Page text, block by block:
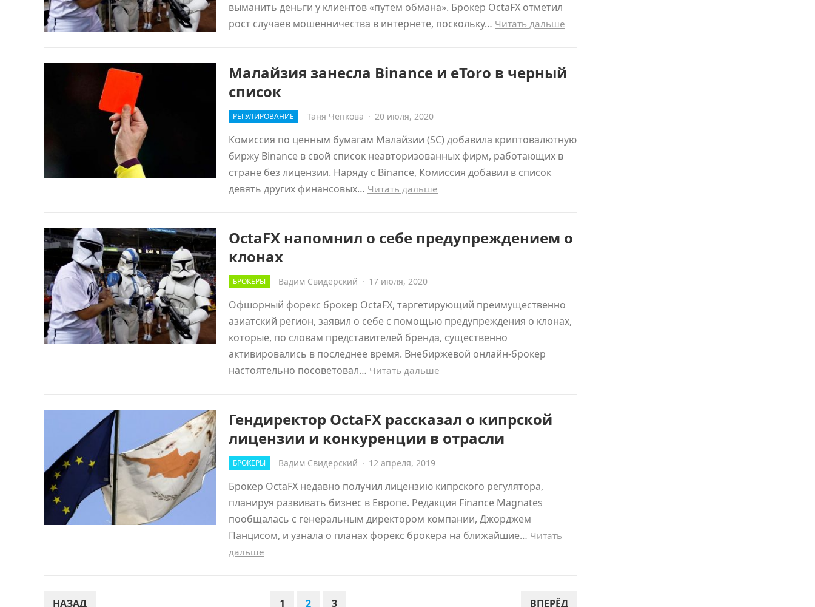
выманить деньги у клиентов «путем обмана». Брокер OctaFX отметил
рост случаев мошенничества в интернете, поскольку… Читать дальше
Малайзия занесла Binance и eToro в черный
список
РЕГУЛИРОВАНИЕ Таня Чепкова · 20 июля, 2020
Комиссия по ценным бумагам Малайзии (SC) добавила криптовалютную
биржу Binance в свой список неавторизованных фирм, работающих в
стране без лицензии. Наряду с Binance, Комиссия добавил в список
девять других финансовых… Читать дальше
OctaFX напомнил о себе предупреждением о
клонах
БРОКЕРЫ Вадим Свидерский · 17 июля, 2020
Офшорный форекс брокер OctaFX, таргетирующий преимущественно
азиатский регион, заявил о себе с помощью предупреждения о клонах,
которые, по словам представителей бренда, существенно
активировались в последнее время. Внебиржевой онлайн-брокер
настоятельно посоветовал… Читать дальше
Гендиректор OctaFX рассказал о кипрской
лицензии и конкуренции в отрасли
БРОКЕРЫ Вадим Свидерский · 12 апреля, 2019
Брокер OctaFX недавно получил лицензию кипрского регулятора,
планируя развивать бизнес в Европе. Редакция Finance Magnates
пообщалась с генеральным директором компании, Джорджем
Панцисом, и узнала о планах форекс брокера на ближайшие… Читать
дальше
ПАГИНАЦИЯ
НАЗАД 1 2 3 ВПЕРЁД